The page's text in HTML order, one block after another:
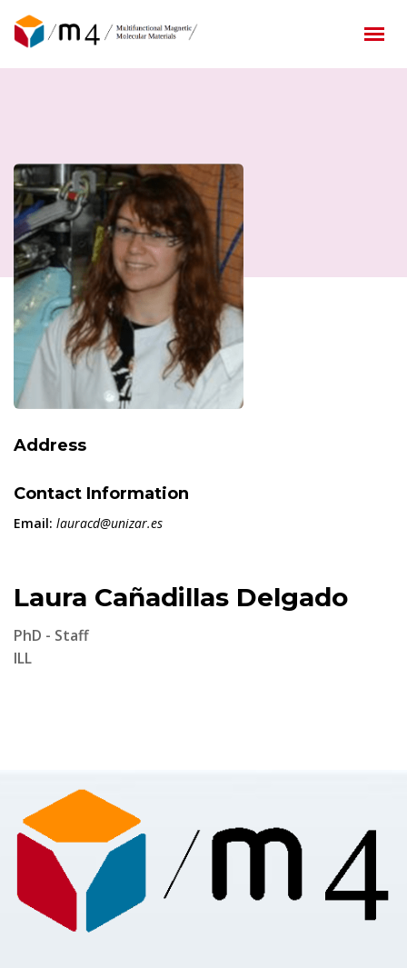
Address
Contact Information
Email: lauracd@unizar.es
Laura Cañadillas Delgado
PhD - Staff
ILL